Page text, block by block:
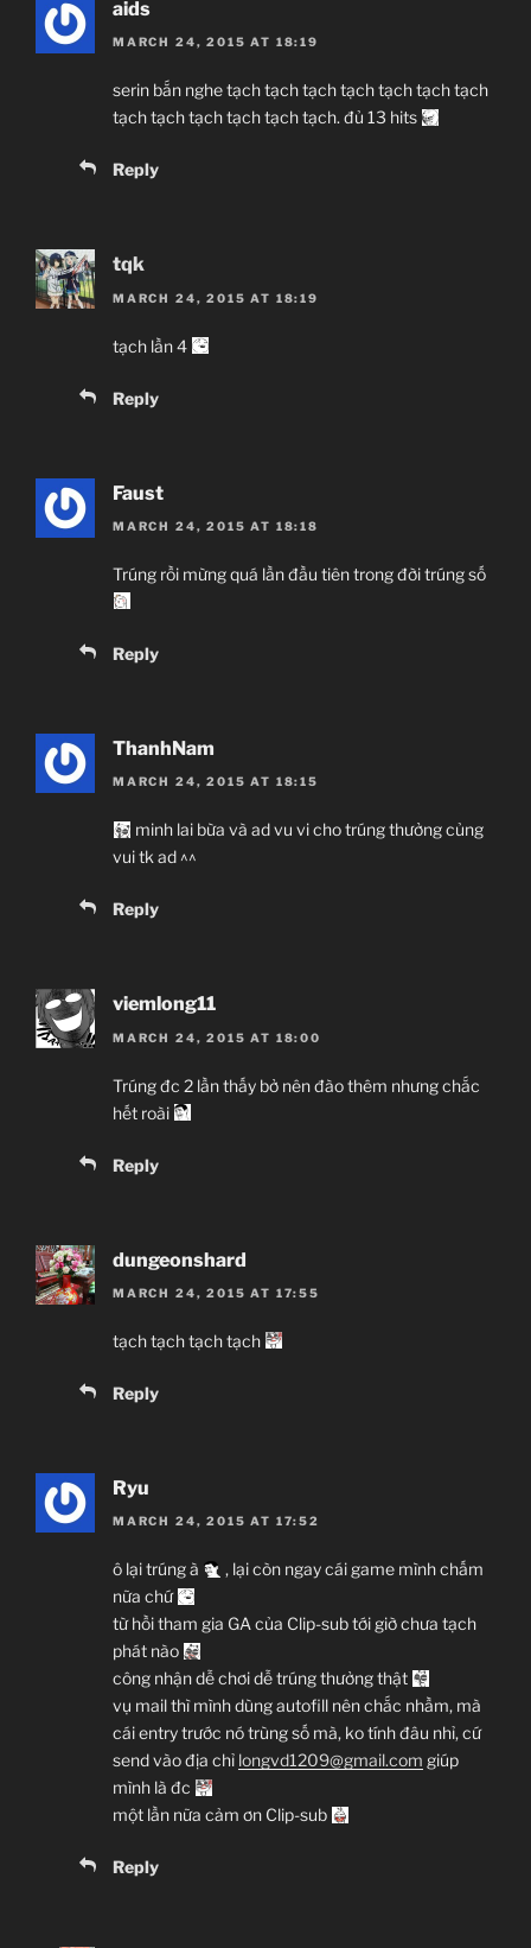
aids
MARCH 24, 2015 AT 18:19
serin bắn nghe tạch tạch tạch tạch tạch tạch tạch
tạch tạch tạch tạch tạch tạch. đủ 13 hits
Reply
tqk
MARCH 24, 2015 AT 18:19
tạch lần 4
Reply
Faust
MARCH 24, 2015 AT 18:18
Trúng rồi mừng quá lần đầu tiên trong đời trúng số
Reply
ThanhNam
MARCH 24, 2015 AT 18:15
minh lai bừa và ad vu vi cho trúng thưởng củng
vui tk ad ^^
Reply
viemlong11
MARCH 24, 2015 AT 18:00
Trúng đc 2 lần thấy bở nên đào thêm nhưng chắc
hết roài
Reply
dungeonshard
MARCH 24, 2015 AT 17:55
tạch tạch tạch tạch
Reply
Ryu
MARCH 24, 2015 AT 17:52
ô lại trúng à
, lại còn ngay cái game mình chấm
nữa chứ
từ hồi tham gia GA của Clip-sub tới giờ chưa tạch
phát nào
công nhận dễ chơi dễ trúng thưởng thật
vụ mail thì mình dùng autofill nên chắc nhầm, mà
cái entry trước nó trùng số mà, ko tính đâu nhỉ, cứ
send vào địa chỉ longvd1209@gmail.com giúp
mình là đc
một lần nữa cảm ơn Clip-sub
Reply